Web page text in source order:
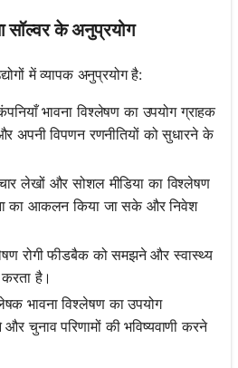
सॉल्वर के अनुप्रयोग
में व्यापक अनुप्रयोग है:
भावना विश्लेषण का उपयोग ग्राहक
अपनी विपणन रणनीतियों को सुधारने के
लेखों और सोशल मीडिया का विश्लेषण
का आकलन किया जा सके और निवेश
रोगी फीडबैक को समझने और स्वास्थ्य
है।
भावना विश्लेषण का उपयोग
चुनाव परिणामों की भविष्यवाणी करने